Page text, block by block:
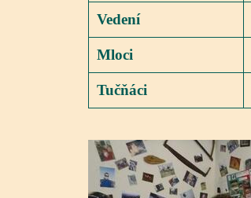
Vedení
Mloci
Tučňáci